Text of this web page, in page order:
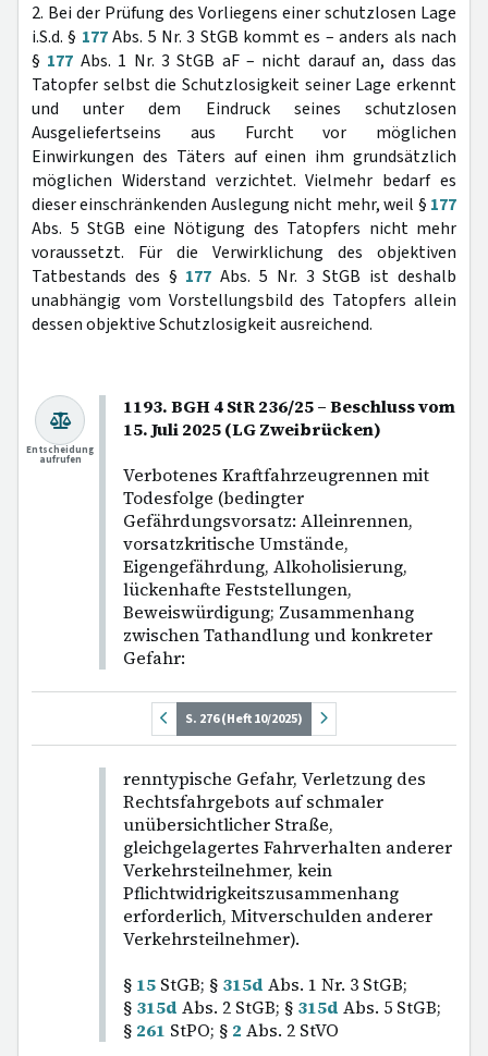
2. Bei der Prüfung des Vorliegens einer schutzlosen Lage
i.S.d. § 177Abs. 5 Nr. 3 StGB kommt es – anders als nach
§ 177 Abs. 1 Nr. 3 StGB aF – nicht darauf an, dass das
Tatopfer selbst die Schutzlosigkeit seiner Lage erkennt
und unter dem Eindruck seines schutzlosen
Ausgeliefertseins aus Furcht vor möglichen
Einwirkungen des Täters auf einen ihm grundsätzlich
möglichen Widerstand verzichtet. Vielmehr bedarf es
dieser einschränkenden Auslegung nicht mehr, weil § 177
Abs. 5 StGB eine Nötigung des Tatopfers nicht mehr
voraussetzt. Für die Verwirklichung des objektiven
Tatbestands des § 177 Abs. 5 Nr. 3 StGB ist deshalb
unabhängig vom Vorstellungsbild des Tatopfers allein
dessen objektive Schutzlosigkeit ausreichend.
1193. BGH 4 StR 236/25 – Beschluss vom
15. Juli 2025 (LG Zweibrücken)
Verbotenes Kraftfahrzeugrennen mit
Todesfolge (bedingter
Gefährdungsvorsatz: Alleinrennen,
vorsatzkritische Umstände,
Eigengefährdung, Alkoholisierung,
lückenhafte Feststellungen,
Beweiswürdigung; Zusammenhang
zwischen Tathandlung und konkreter
Gefahr:
Entscheidung
aufrufen
S. 276 (Heft 10/2025)
renntypische Gefahr, Verletzung des
Rechtsfahrgebots auf schmaler
unübersichtlicher Straße,
gleichgelagertes Fahrverhalten anderer
Verkehrsteilnehmer, kein
Pflichtwidrigkeitszusammenhang
erforderlich, Mitverschulden anderer
Verkehrsteilnehmer).
§ 15 StGB; § 315d Abs. 1 Nr. 3 StGB;
§ 315d Abs. 2 StGB; § 315d Abs. 5 StGB;
§ 261 StPO; § 2 Abs. 2 StVO